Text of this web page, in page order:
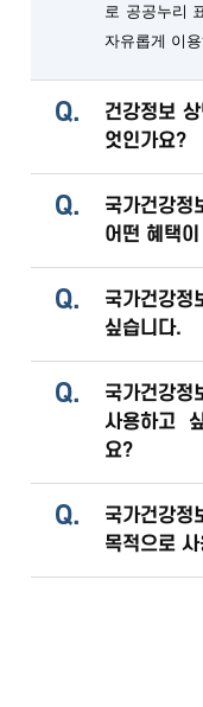
로 공공누리
자유롭게 이
Q.
건강정보
엇인가요?
Q.
국가건강정
어떤 혜택
Q.
국가건강정
싶습니다.
Q.
국가건강정
사용하고
요?
Q.
국가건강정
목적으로